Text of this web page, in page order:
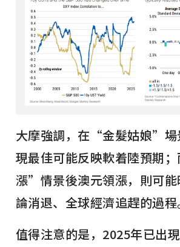
大摩強調，在“金髮姑娘”場
現最佳可能反映軟着陸預期
漲”情景後澳元領漲，則可
論消退、全球經濟追趕的過程
值得注意的是，2025年已出